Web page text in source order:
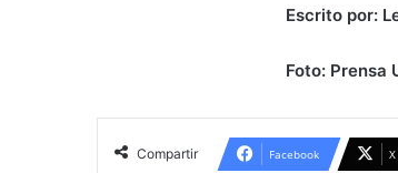
Escrito por:
Foto: Prensa
Compartir Facebook X